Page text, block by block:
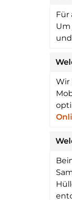
Für
Um
Wir